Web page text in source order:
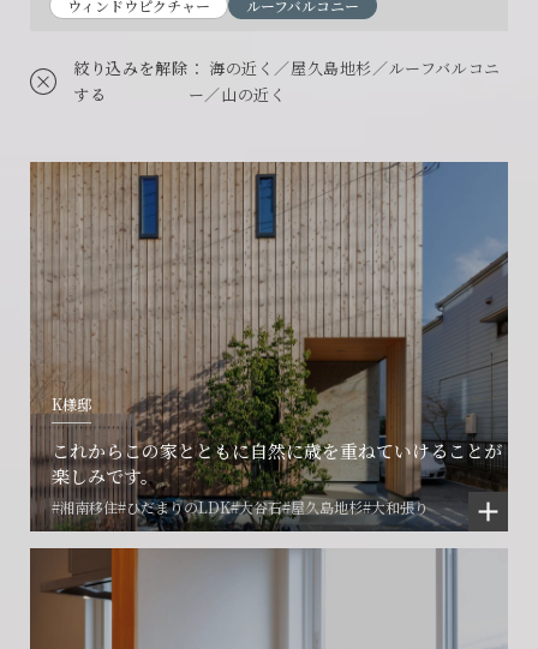
ウィンドウピクチャー
ルーフバルコニー
絞り込みを解除
する
： 海の近く／屋久島地杉／ルーフバルコニ
ー／山の近く
K様邸
これからこの家とともに自然に歳を重ねていけることが
楽しみです。
#湘南移住#ひだまりのLDK#大谷石#屋久島地杉#大和張り